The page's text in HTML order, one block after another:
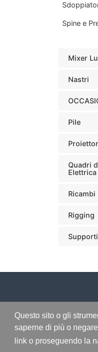
Questo sito o gli
saperne di più o
link o proseguendo la
Spine e
Mixer
Nastri
Pile
Quadri
Elettrica
Ricambi
Rigging
Supporti
© 2026